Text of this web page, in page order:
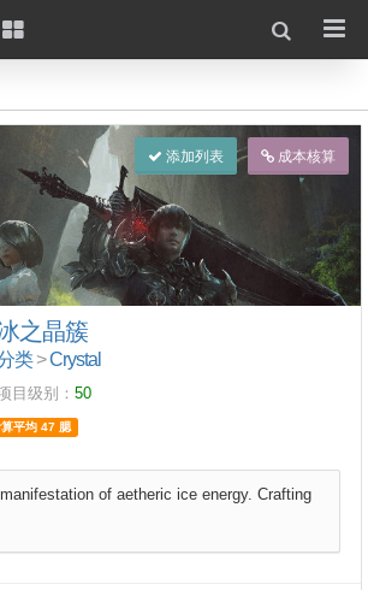
添加列表 成本核算
之晶簇
类>Crystal
目级别： 50
平均 47 腮
of aetheric ice energy. Crafting